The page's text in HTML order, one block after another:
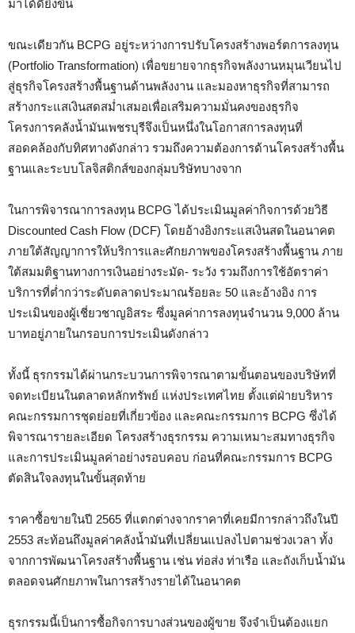
มาได้ดียิ่งขึ้น
ขณะเดียวกัน BCPG อยู่ระหว่างการปรับโครงสร้างพอร์ตการลงทุน
(Portfolio Transformation) เพื่อขยายจากธุรกิจพลังงานหมุนเวียนไป
สู่ธุรกิจโครงสร้างพื้นฐานด้านพลังงาน และมองหาธุรกิจที่สามารถ
สร้างกระแสเงินสดสม่ำเสมอเพื่อเสริมความมั่นคงของธุรกิจ
โครงการคลังน้ำมันเพชรบุรีจึงเป็นหนึ่งในโอกาสการลงทุนที่
สอดคล้องกับทิศทางดังกล่าว รวมถึงความต้องการด้านโครงสร้างพื้น
ฐานและระบบโลจิสติกส์ของกลุ่มบริษัทบางจาก
ในการพิจารณาการลงทุน BCPG ได้ประเมินมูลค่ากิจการด้วยวิธี
Discounted Cash Flow (DCF) โดยอ้างอิงกระแสเงินสดในอนาคต
ภายใต้สัญญาการให้บริการและศักยภาพของโครงสร้างพื้นฐาน ภาย
ใต้สมมติฐานทางการเงินอย่างระมัด- ระวัง รวมถึงการใช้อัตราค่า
บริการที่ต่ำกว่าระดับตลาดประมาณร้อยละ 50 และอ้างอิง การ
ประเมินของผู้เชี่ยวชาญอิสระ ซึ่งมูลค่าการลงทุนจำนวน 9,000 ล้าน
บาทอยู่ภายในกรอบการประเมินดังกล่าว
ทั้งนี้ ธุรกรรมได้ผ่านกระบวนการพิจารณาตามขั้นตอนของบริษัทที่
จดทะเบียนในตลาดหลักทรัพย์ แห่งประเทศไทย ตั้งแต่ฝ่ายบริหาร
คณะกรรมการชุดย่อยที่เกี่ยวข้อง และคณะกรรมการ BCPG ซึ่งได้
พิจารณารายละเอียด โครงสร้างธุรกรรม ความเหมาะสมทางธุรกิจ
และการประเมินมูลค่าอย่างรอบคอบ ก่อนที่คณะกรรมการ BCPG
ตัดสินใจลงทุนในขั้นสุดท้าย
ราคาซื้อขายในปี 2565 ที่แตกต่างจากราคาที่เคยมีการกล่าวถึงในปี
2553 สะท้อนถึงมูลค่าคลังน้ำมันที่เปลี่ยนแปลงไปตามช่วงเวลา ทั้ง
จากการพัฒนาโครงสร้างพื้นฐาน เช่น ท่อส่ง ท่าเรือ และถังเก็บน้ำมัน
ตลอดจนศักยภาพในการสร้างรายได้ในอนาคต
ธุรกรรมนี้เป็นการซื้อกิจการบางส่วนของผู้ขาย จึงจำเป็นต้องแยก